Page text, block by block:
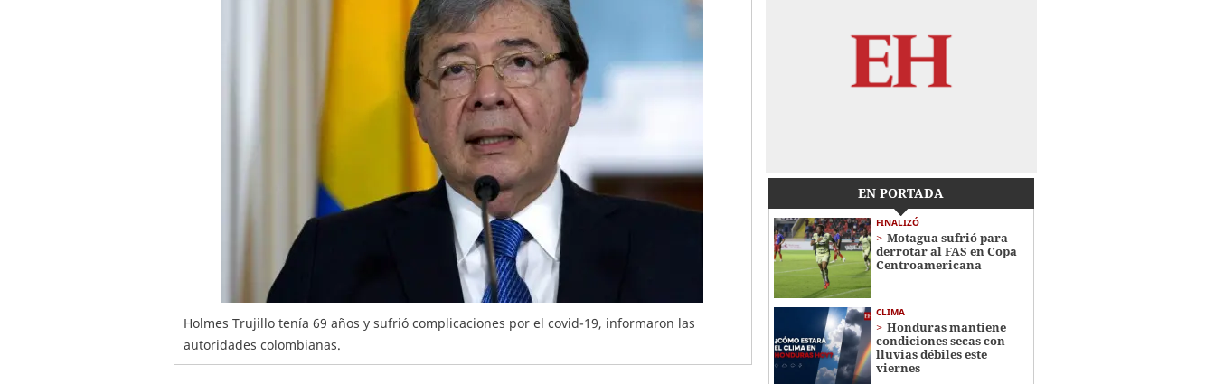
Holmes Trujillo tenía 69 años y sufrió complicaciones por el covid-19, informaron las
autoridades colombianas.
EN PORTADA
FINALIZÓ
Motagua sufrió para
derrotar al FAS en Copa
Centroamericana
CLIMA
Honduras mantiene
condiciones secas con
lluvias débiles este
viernes